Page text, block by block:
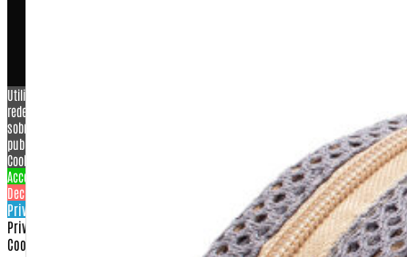
redes sociais e analisar o nosso tráfego. Também compartilhamos informações
sobre a sua utilização do nosso site com os nossos parceiros de redes sociais,
publicidade e análise.
Cookies settings
Accept
Decline
Privacy & Cookie policy
Privacy & Cookies policy
Cookies list
Cookie name